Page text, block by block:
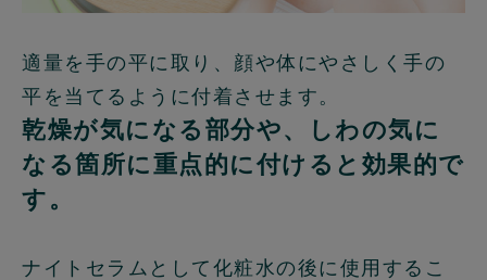
適量を手の平に取り、顔や体にやさしく手の
平を当てるように付着させます。
乾燥が気になる部分や、しわの気に
なる箇所に重点的に付けると効果的で
す。
ナイトセラムとして化粧水の後に使用するこ